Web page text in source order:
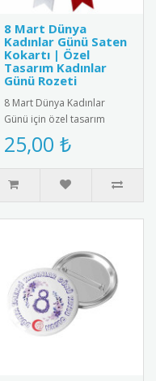
8 Mart Dünya
Kadınlar Günü Saten
Kokartı | Özel
Tasarım Kadınlar
Günü Rozeti
8 Mart Dünya Kadınlar
Günü için özel tasarım
saten kokart.Yüksek kaliteli
kadife dokulu saten
kumaşt..
25,00 ₺